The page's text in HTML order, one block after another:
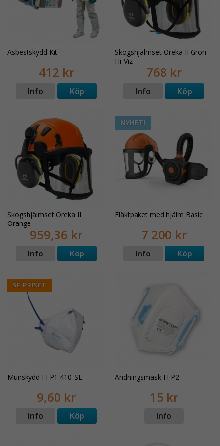
Asbestskydd Kit
412 kr
Info Köp
Skogshjälmset Oreka II Grön
Hi-Viz
768 kr
Info Köp
Skogshjälmset Oreka II
Orange
959,36 kr
Info Köp
NYHET!
Fläktpaket med hjälm Basic
7 200 kr
Info Köp
SE PRISET
Munskydd FFP1 410-SL
9,60 kr
Info Köp
Andningsmask FFP2
15 kr
Info